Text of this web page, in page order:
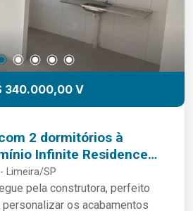
340.000,00 V
2 dormitórios à
Infinite Residence -
Limeira/SP
pela construtora, perfeito
os acabamentos